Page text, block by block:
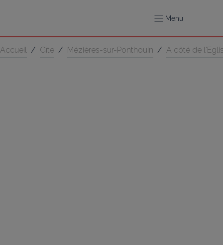
Menu
Accueil / Gîte / Mézières-sur-Ponthouin / A côté de